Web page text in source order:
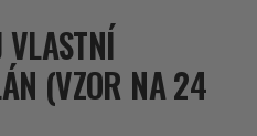
VLASTNÍ
(VZOR NA 24